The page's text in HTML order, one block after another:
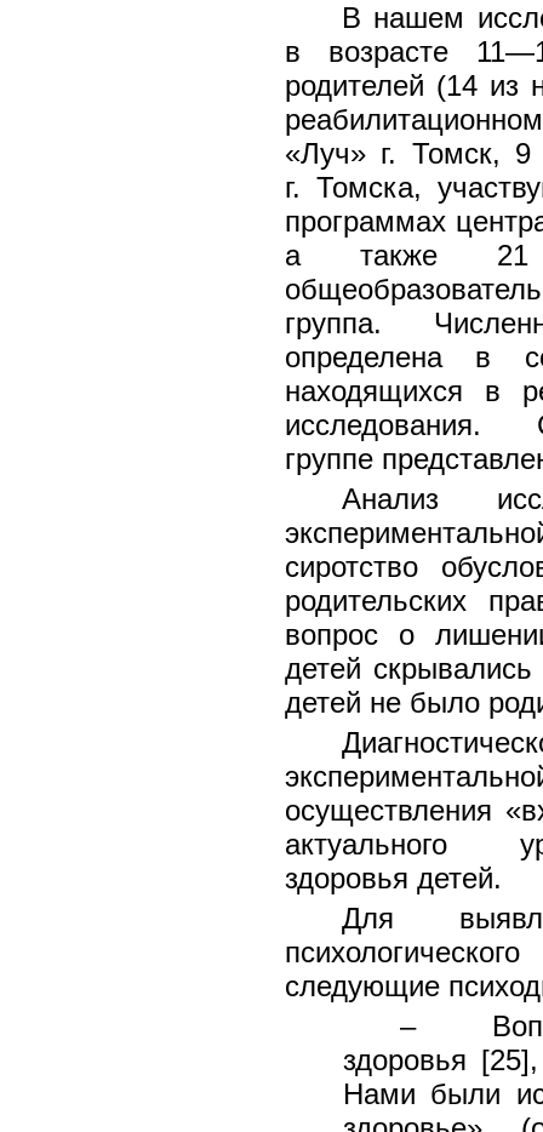
В нашем
в возрасте
родителей (14 из
«Луч» г. Томск,
г. Томска,
программах
а также 21
группа.
определена в
находящихся в
исследования.
группе
Анализ
сиротство
родительских
вопрос о
детей
детей не было
осуществления
актуального
здоровья детей.
Для
следующие
–
здоровья
Нами были